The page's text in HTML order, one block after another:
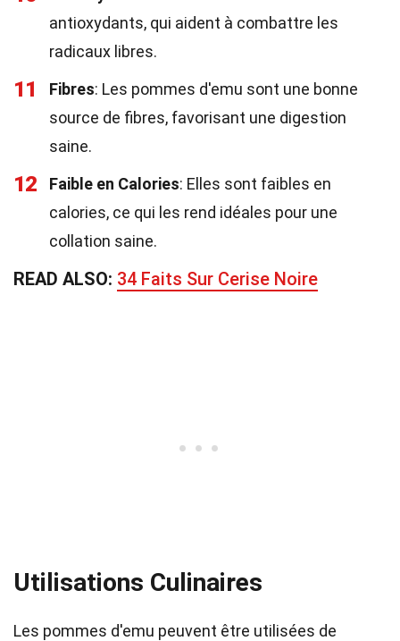
antioxydants, qui aident à combattre les
radicaux libres.
11 Fibres: Les pommes d'emu sont une bonne
source de fibres, favorisant une digestion
saine.
12 Faible en Calories: Elles sont faibles en
calories, ce qui les rend idéales pour une
collation saine.
READ ALSO: 34 Faits Sur Cerise Noire
Utilisations Culinaires
Les pommes d'emu peuvent être utilisées de